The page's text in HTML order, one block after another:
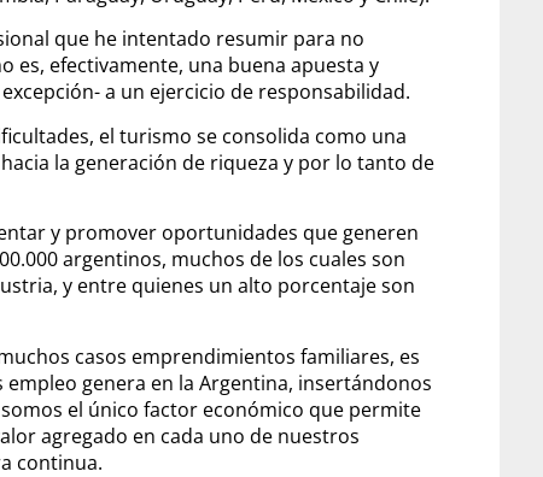
que he intentado resumir para no
es, efectivamente, una buena apuesta y
a un ejercicio de responsabilidad.
el turismo se consolida como una
la generación de riqueza y por lo tanto de
y promover oportunidades que generen
argentinos, muchos de los cuales son
y entre quienes un alto porcentaje son
casos emprendimientos familiares, es
genera en la Argentina, insertándonos
el único factor económico que permite
agregado en cada uno de nuestros
continua.